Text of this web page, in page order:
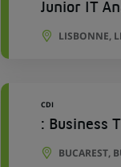
Junior IT
LISBONNE,
CDI
: Business
BUCAREST,